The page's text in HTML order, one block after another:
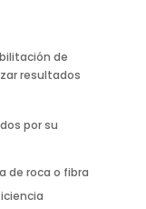
de
resultados
por su
de roca o fibra